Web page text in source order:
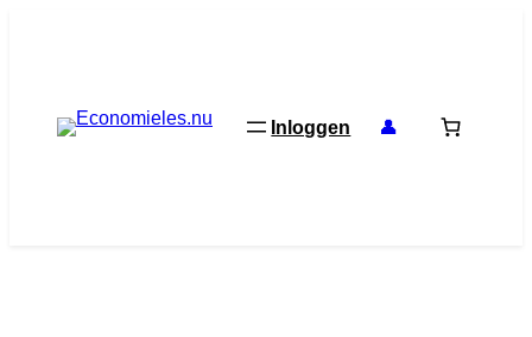
inhoud
Inloggen 👤